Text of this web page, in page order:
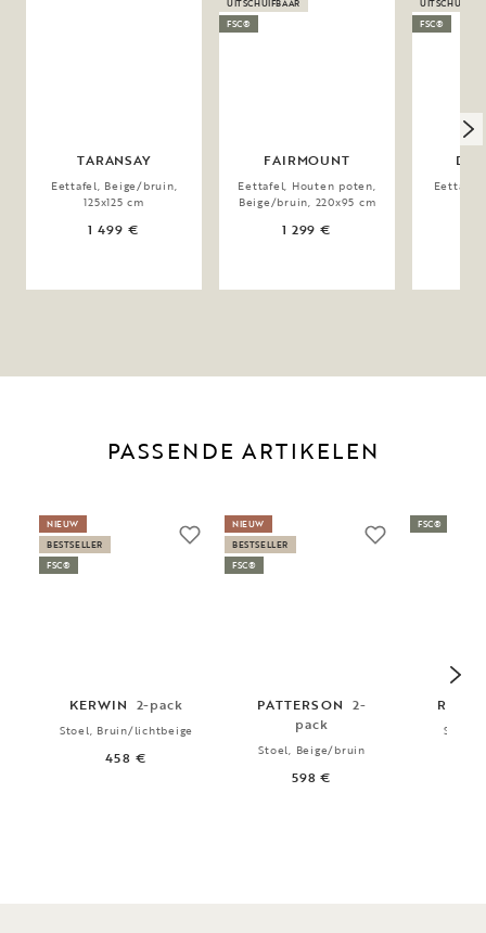
TARANSAY
Eettafel, Beige/bruin,
125x125 cm
1 499 €
FAIRMOUNT
Eettafel, Houten poten,
Beige/bruin, 220x95 cm
1 299 €
UITSCHUIFBAAR
FSC®
Eettafel,
FSC®
PASSENDE ARTIKELEN
KERWIN 2-pack
Stoel, Bruin/lichtbeige
458 €
NIEUW
BESTSELLER
FSC®
PATTERSON 2-
pack
Stoel, Beige/bruin
598 €
NIEUW
BESTSELLER
FSC®
Stoel,
FSC®